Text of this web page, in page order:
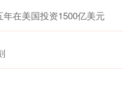
在美国投资1500亿美元